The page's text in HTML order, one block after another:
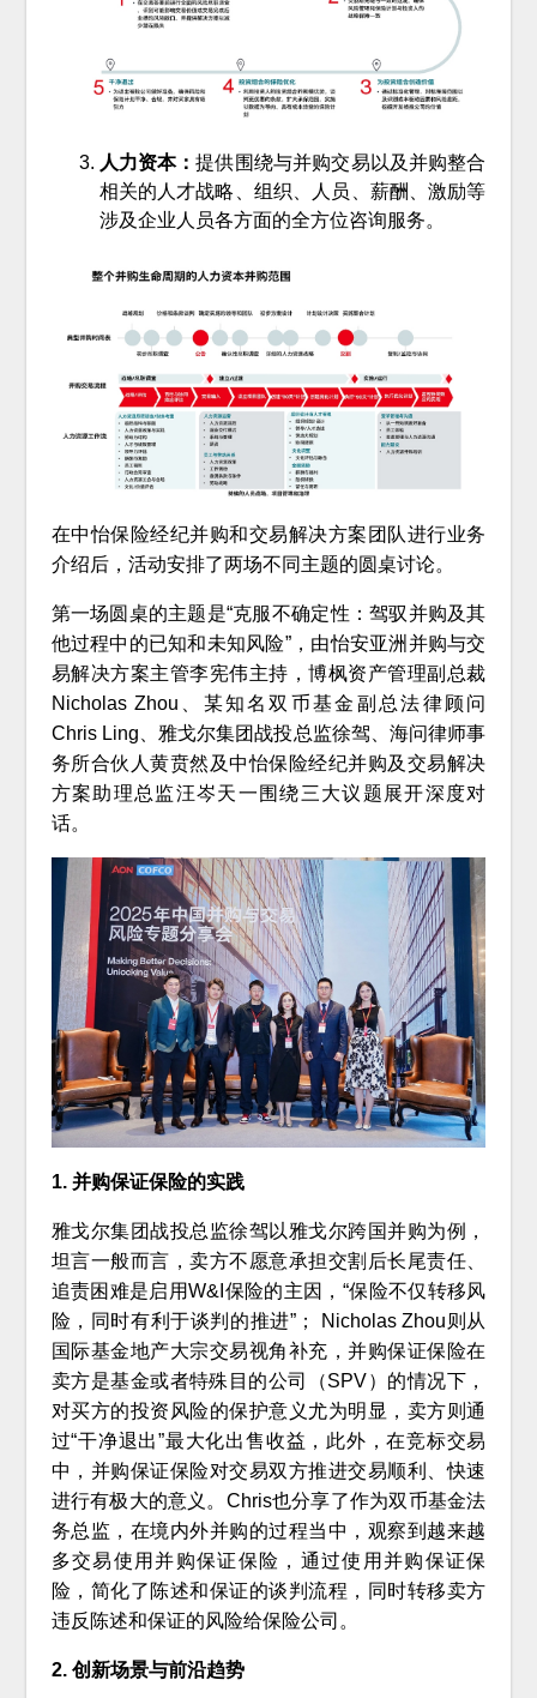
人力资本：提供围绕与并购交易以及并购整合
相关的人才战略、组织、人员、薪酬、激励等
涉及企业人员各方面的全方位咨询服务。
在中怡保险经纪并购和交易解决方案团队进行业务
介绍后，活动安排了两场不同主题的圆桌讨论。
第一场圆桌的主题是“克服不确定性：驾驭并购及其
他过程中的已知和未知风险”，由怡安亚洲并购与交
易解决方案主管李宪伟主持，博枫资产管理副总裁
Nicholas Zhou、某知名双币基金副总法律顾问
Chris Ling、雅戈尔集团战投总监徐驾、海问律师事
务所合伙人黄贲然及中怡保险经纪并购及交易解决
方案助理总监汪岑天一围绕三大议题展开深度对
话。
1. 并购保证保险的实践
雅戈尔集团战投总监徐驾以雅戈尔跨国并购为例，
坦言一般而言，卖方不愿意承担交割后长尾责任、
追责困难是启用W&I保险的主因，“保险不仅转移风
险，同时有利于谈判的推进”； Nicholas Zhou则从
国际基金地产大宗交易视角补充，并购保证保险在
卖方是基金或者特殊目的公司（SPV）的情况下，
对买方的投资风险的保护意义尤为明显，卖方则通
过“干净退出”最大化出售收益，此外，在竞标交易
中，并购保证保险对交易双方推进交易顺利、快速
进行有极大的意义。Chris也分享了作为双币基金法
务总监，在境内外并购的过程当中，观察到越来越
多交易使用并购保证保险，通过使用并购保证保
险，简化了陈述和保证的谈判流程，同时转移卖方
违反陈述和保证的风险给保险公司。
2. 创新场景与前沿趋势